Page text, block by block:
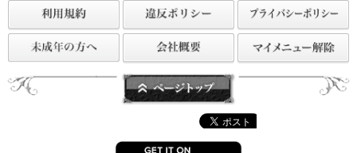
最後へ »